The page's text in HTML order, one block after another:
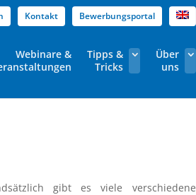
Kontakt Bewerbungsportal
Webinare &
Tipps &
Tricks
Über
uns
gibt es viele verschiedene